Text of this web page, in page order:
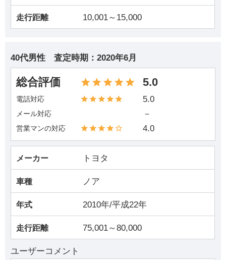
走行距離 10,001～15,000
40代男性 査定時期： 2020年6月
総合評価 5.0
電話対応 5.0
メール対応 －
営業マンの対応 4.0
メーカー トヨタ
車種 ノア
年式 2010年/平成22年
走行距離 75,001～80,000
ユーザーコメント